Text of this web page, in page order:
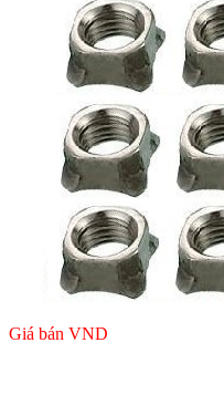
Giá bánVND
Giá bánVND
Giá bán VND